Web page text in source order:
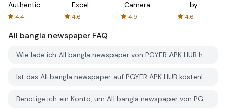
Authenticator
4.4
Excel:
Spreadsheets
4.6
Camera
4.9
by
AFTVnews
4.6
All bangla newspaper FAQ
Wie lade ich All bangla newspaper von PGYER APK HUB herunter?
Ist das All bangla newspaper auf PGYER APK HUB kostenlos zum Download?
Benötige ich ein Konto, um All bangla newspaper von PGYER APK HUB herunterzuladen?